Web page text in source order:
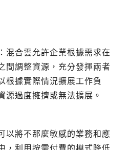
：混合雲允許企業根據需求在
間調整資源，充分發揮兩者
根據實際情況擴展工作負
源過度擁擠或無法擴展。
以將不那麼敏感的業務和應
，利用按需付費的模式降低